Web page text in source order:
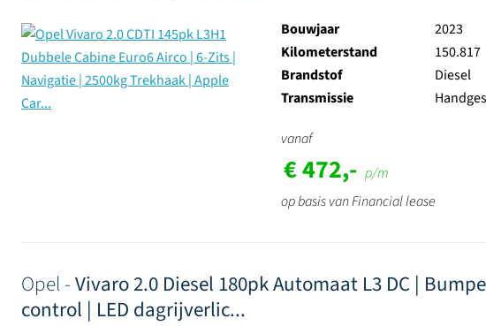
Bouwjaar
2023
Kilometerstand
150.817
Brandstof
Diesel
Transmissie
vanaf
€ 472,- p/m
op basis van Financial lease
Opel -Vivaro 2.0 Diesel 180pk Automaat L3 DC |
control | LED dagrijverlic...